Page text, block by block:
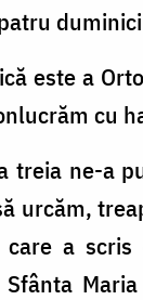
este a
cu
treia ne-a
urcăm,
care a